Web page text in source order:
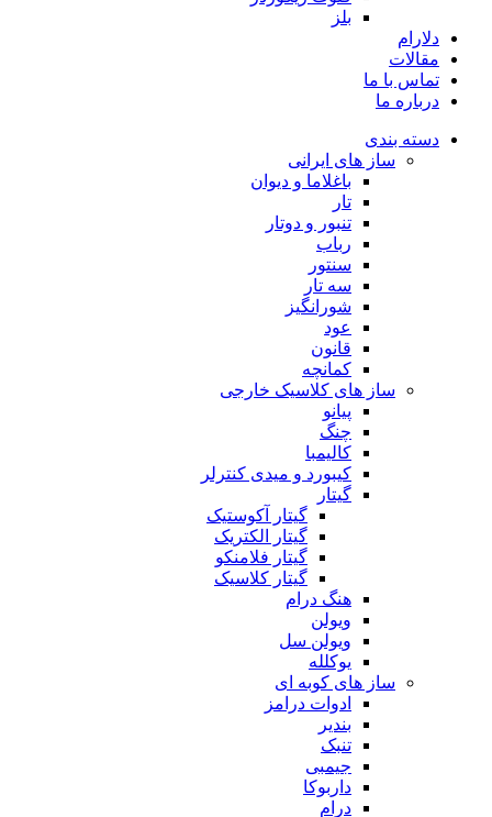
بلز
دلارام
مقالات
تماس با ما
درباره ما
دسته بندی
ساز های ایرانی
باغلاما و دیوان
تار
تنبور و دوتار
رباب
سنتور
سه تار
شورانگیز
عود
قانون
کمانچه
ساز های کلاسیک خارجی
پیانو
چنگ
کالیمبا
کیبورد و میدی کنترلر
گیتار
گیتار آکوستیک
گیتار الکتریک
گیتار فلامنکو
گیتار کلاسیک
هنگ درام
ویولن
ویولن سل
یوکلله
ساز های کوبه ای
ادوات درامز
بندیر
تنبک
جیمبی
داربوکا
درام